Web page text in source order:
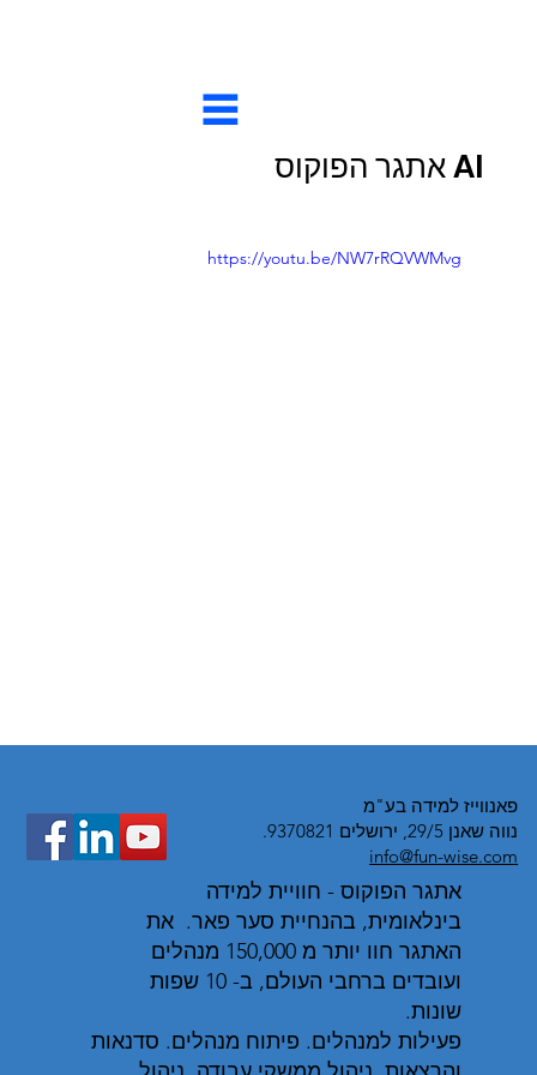
AI אתגר הפוקוס
https://youtu.be/NW7rRQVWMvg
פאנווייז למידה בע"מ
נווה שאנן 29/5, ירושלים 9370821.
info@fun-wise.com
אתגר הפוקוס - חוויית למידה
בינלאומית, בהנחיית סער פאר. את
האתגר חוו יותר מ 150,000 מנהלים
ועובדים ברחבי העולם, ב- 10 שפות
שונות.
פעילות למנהלים. פיתוח מנהלים. סדנאות